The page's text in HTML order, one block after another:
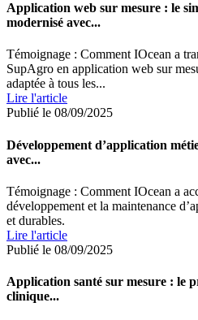
Application web sur mesure : le
modernisé avec...
Témoignage : Comment IOcean a
SupAgro en application web sur
adaptée à tous les...
Lire l'article
Publié le 08/09/2025
Développement d’application
avec...
Témoignage : Comment IOcean a
développement et la maintenance
et durables.
Lire l'article
Publié le 08/09/2025
Application santé sur mesure : le
clinique...